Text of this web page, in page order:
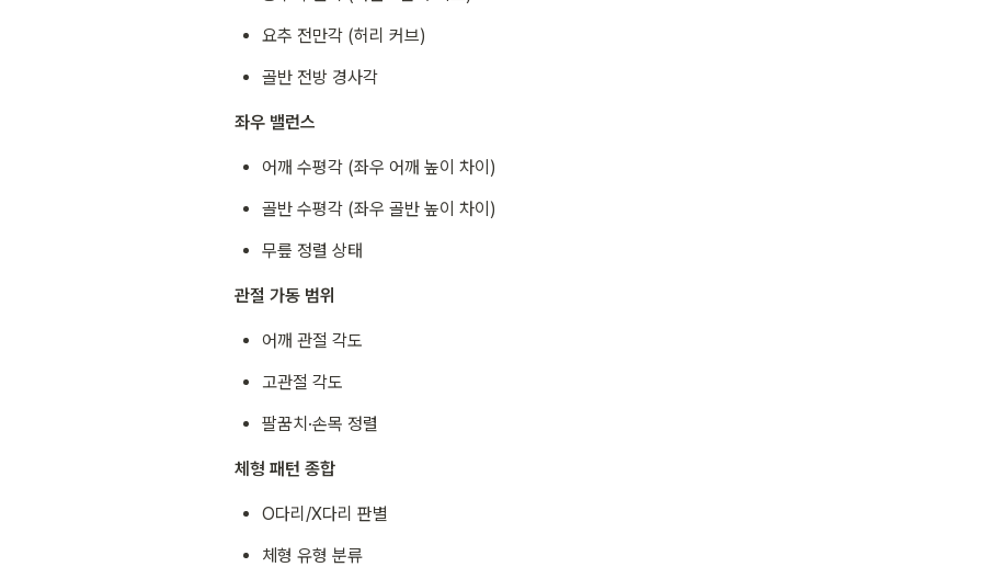
요추 전만각 (허리 커브)
골반 전방 경사각
좌우 밸런스
어깨 수평각 (좌우 어깨 높이 차이)
골반 수평각 (좌우 골반 높이 차이)
무릎 정렬 상태
관절 가동 범위
어깨 관절 각도
고관절 각도
팔꿈치·손목 정렬
체형 패턴 종합
O다리/X다리 판별
체형 유형 분류